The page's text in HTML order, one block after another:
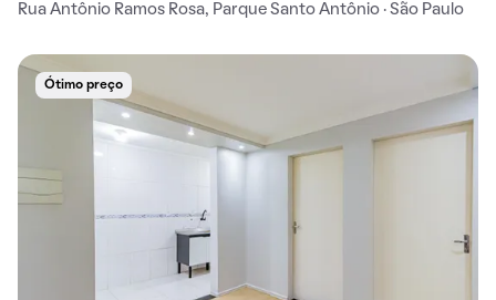
Rua Antônio Ramos Rosa, Parque Santo Antônio · São Paulo
Ótimo preço